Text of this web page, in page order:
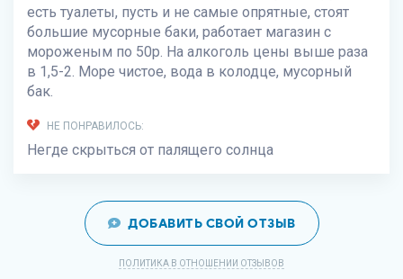
есть туалеты, пусть и не самые опрятные, стоят
большие мусорные баки, работает магазин с
мороженым по 50р. На алкоголь цены выше раза
в 1,5-2. Море чистое, вода в колодце, мусорный
бак.
НЕ ПОНРАВИЛОСЬ:
Негде скрыться от палящего солнца
ДОБАВИТЬ СВОЙ ОТЗЫВ
ПОЛИТИКА В ОТНОШЕНИИ ОТЗЫВОВ